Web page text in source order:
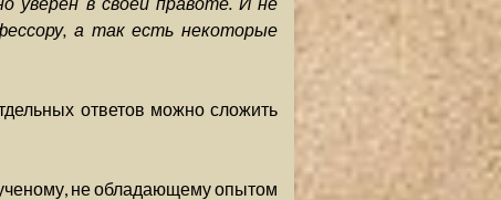
а так есть некоторые
ответов можно сложить
не обладающему опытом